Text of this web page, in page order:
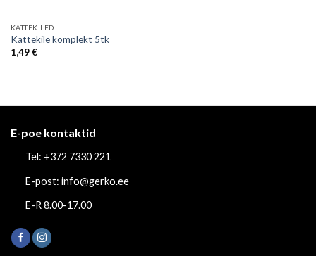
KATTEKILED
Kattekile komplekt 5tk
1,49€
E-poe kontaktid
Tel: +372 7330 221
E-post: info@gerko.ee
E-R 8.00-17.00